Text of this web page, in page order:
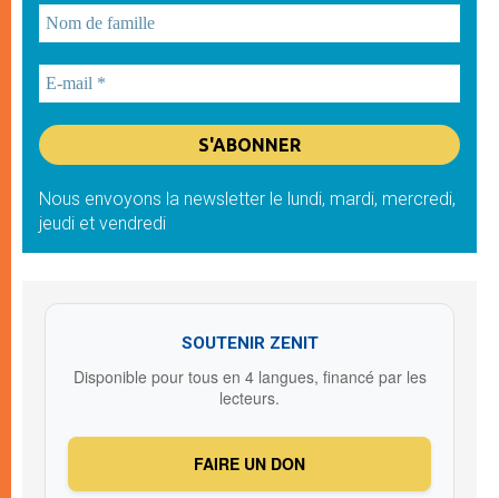
Nous envoyons la newsletter le lundi, mardi, mercredi,
jeudi et vendredi
SOUTENIR ZENIT
Disponible pour tous en 4 langues, financé par les
lecteurs.
FAIRE UN DON